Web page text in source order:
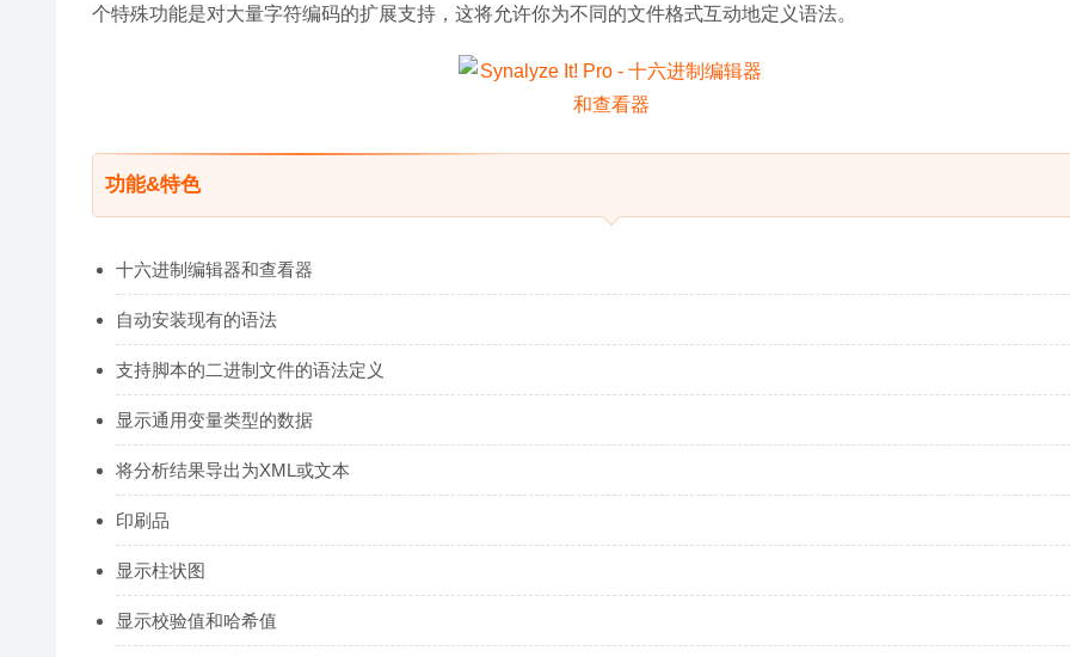
个特殊功能是对大量字符编码的扩展支持，这将允许你为不同的文件格式互动地定义语法。
功能&特色
十六进制编辑器和查看器
自动安装现有的语法
支持脚本的二进制文件的语法定义
显示通用变量类型的数据
将分析结果导出为XML或文本
印刷品
显示柱状图
显示校验值和哈希值